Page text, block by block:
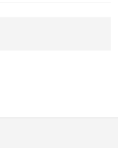
товар?